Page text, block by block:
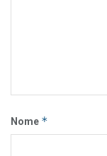
Nome *